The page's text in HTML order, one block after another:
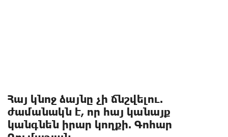
Հայ կնոջ ձայնը չի ճնշվելու.
ժամանակն է, որ հայ կանայք
կանգնեն իրար կողքի. Գոհար